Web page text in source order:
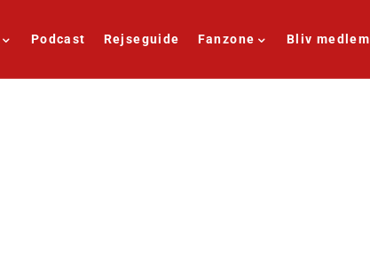
Podcast Rejseguide Fanzone Bliv medlem